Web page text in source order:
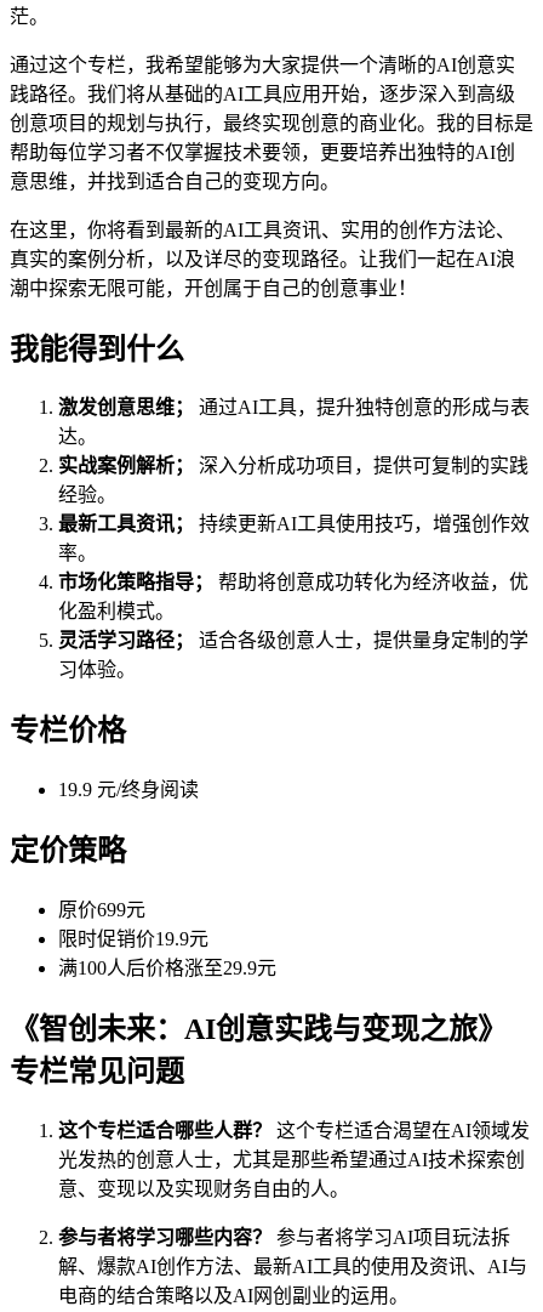
茫。
通过这个专栏，我希望能够为大家提供一个清晰的AI创意实
践路径。我们将从基础的AI工具应用开始，逐步深入到高级
创意项目的规划与执行，最终实现创意的商业化。我的目标是
帮助每位学习者不仅掌握技术要领，更要培养出独特的AI创
意思维，并找到适合自己的变现方向。
在这里，你将看到最新的AI工具资讯、实用的创作方法论、
真实的案例分析，以及详尽的变现路径。让我们一起在AI浪
潮中探索无限可能，开创属于自己的创意事业！
我能得到什么
激发创意思维；
通过AI工具，提升独特创意的形成与表
达。
实战案例解析；
深入分析成功项目，提供可复制的实践
经验。
最新工具资讯；
持续更新AI工具使用技巧，增强创作效
率。
市场化策略指导；
帮助将创意成功转化为经济收益，优
化盈利模式。
灵活学习路径；
适合各级创意人士，提供量身定制的学
习体验。
专栏价格
19.9 元/终身阅读
定价策略
原价699元
限时促销价19.9元
满100人后价格涨至29.9元
《智创未来：AI创意实践与变现之旅》
专栏常见问题
这个专栏适合哪些人群？
这个专栏适合渴望在AI领域发
光发热的创意人士，尤其是那些希望通过AI技术探索创
意、变现以及实现财务自由的人。
参与者将学习哪些内容？
参与者将学习AI项目玩法拆
解、爆款AI创作方法、最新AI工具的使用及资讯、AI与
电商的结合策略以及AI网创副业的运用。